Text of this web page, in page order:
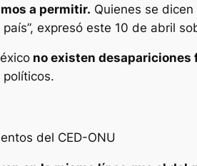
a permitir. Quienes se
expresó este 10 de abril
no existen desapariciones
del CED-ONU